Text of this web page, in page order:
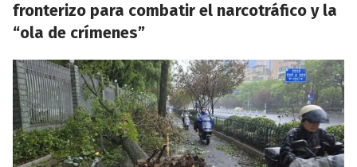
fronterizo para combatir el narcotráfico y la
“ola de crímenes”